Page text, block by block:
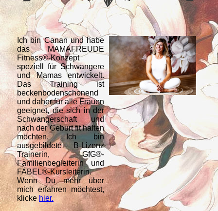
Ich bin Canan und habe
das MAMAFREUDE
Fitness®-Konzept
speziell für Schwangere
und Mamas entwickelt.
Das Training ist
beckenbodenschonend
und daher für alle Frauen
geeignet, die sich in der
Schwangerschaft und
nach der Geburt fit halten
möchten. Ich bin
ausgebildete B-Lizenz
Trainerin, GfG®-
Familienbegleiterin und
FABEL®-Kursleiterin.
Wenn Du mehr über
mich erfahren möchtest,
klicke hier.